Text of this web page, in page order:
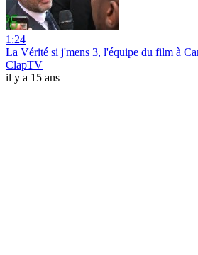
1:24
La Vérité si j'mens 3, l'équipe du film à
ClapTV
il y a 15 ans